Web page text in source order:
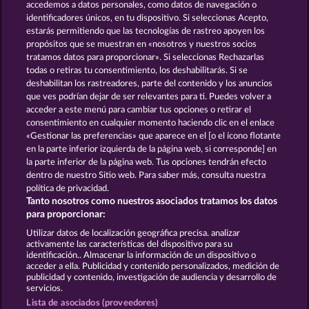
Cutie Cat Savanna Moon
Términos y condiciones
Declaración de privacidad
Empresa
Enviar solicitud de desistimiento
accedemos a datos personales, como datos de navegación o
identificadores únicos, en tu dispositivo. Si seleccionas Acepto,
estarás permitiendo que las tecnologías de rastreo apoyen los
propósitos que se muestran en «nosotros y nuestros socios
tratamos datos para proporcionar». Si seleccionas Rechazarlas
todas o retiras tu consentimiento, los deshabilitarás. Si se
deshabilitan los rastreadores, parte del contenido y los anuncios
que ves podrían dejar de ser relevantes para ti. Puedes volver a
acceder a este menú para cambiar tus opciones o retirar el
consentimiento en cualquier momento haciendo clic en el enlace
«Gestionar las preferencias» que aparece en el [o el ícono flotante
en la parte inferior izquierda de la página web, si corresponde] en
la parte inferior de la página web. Tus opciones tendrán efecto
dentro de nuestro Sitio web. Para saber más, consulta nuestra
política de privacidad.
Tanto nosotros como nuestros asociados tratamos los datos
para proporcionar:
Utilizar datos de localización geográfica precisa. analizar
activamente las características del dispositivo para su
identificación.. Almacenar la información de un dispositivo o
acceder a ella. Publicidad y contenido personalizados, medición de
publicidad y contenido, investigación de audiencia y desarrollo de
servicios.
Lista de asociados (proveedores)